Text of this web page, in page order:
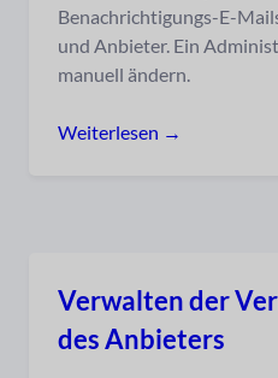
Benachrichtigungs-E-
und Anbieter. Ein
manuell ändern.
Weiterlesen →
Verwalten der
des Anbieters